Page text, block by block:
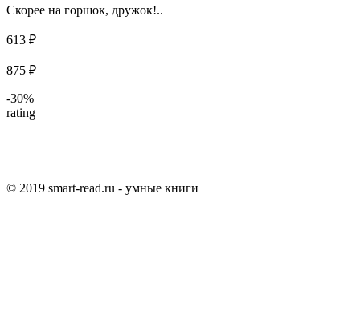
Скорее на горшок, дружок!..
613 ₽
875 ₽
-30%
rating
© 2019 smart-read.ru - умные книги